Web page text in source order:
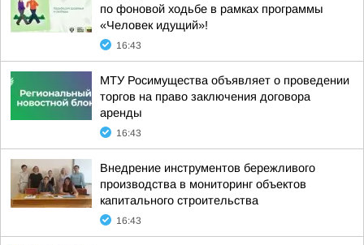
по фоновой ходьбе в рамках программы
«Человек идущий»!
16:43
МТУ Росимущества объявляет о проведении
торгов на право заключения договора
аренды
16:43
Внедрение инструментов бережливого
производства в мониторинг объектов
капитального строительства
16:43